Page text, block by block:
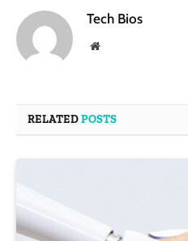
Tech Bios
Website
RELATEDPOSTS